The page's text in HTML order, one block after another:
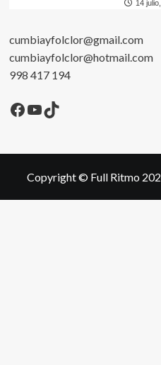
14
cumbiayfolclor@gmail.com
cumbiayfolclor@hotmail.com
998 417 194
Facebook
YouTube
TikTok
Copyright © Full Ritmo